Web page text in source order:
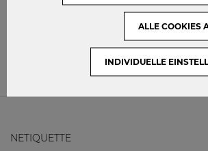
Steuern und Rechnungslegung
NETIQUETTE
INDIVIDUELLE
ALLE COOKIES